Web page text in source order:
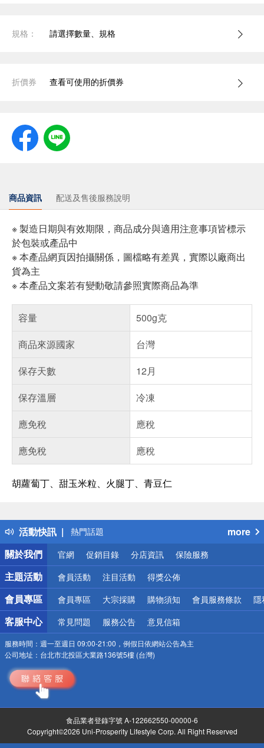
規格： 請選擇數量、規格
折價券 查看可使用的折價券
商品資訊 配送及售後服務說明
※ 製造日期與有效期限，商品成分與適用注意事項皆標示
於包裝或產品中
※ 本產品網頁因拍攝關係，圖檔略有差異，實際以廠商出
貨為主
※ 本產品文案若有變動敬請參照實際商品為準
容量
500g克
商品來源國家
台灣
保存天數
12月
保存溫層
冷凍
應免稅
應稅
應免稅
應稅
胡蘿蔔丁、甜玉米粒、火腿丁、青豆仁
活動快訊
得獎公告
熱門話題
銀行優惠
偏遠地區配送
詐騙網頁！請小心！
more
關於我們
官網 促銷目錄 分店資訊 保險服務
主題活動 會員活動 注目活動 得獎公佈
會員專區 會員專區 大宗採購 購物須知 會員服務條款 隱
客服中心 常見問題 服務公告 意見信箱
服務時間： 週一至週日 09:00-21:00，例假日依網站公告為主
公司地址： 台北市北投區大業路136號5樓 (台灣)
食品業者登錄字號 A-122662550-00000-6
Copyright©2026 Uni-Prosperity Lifestyle Corp. All Right Reserved